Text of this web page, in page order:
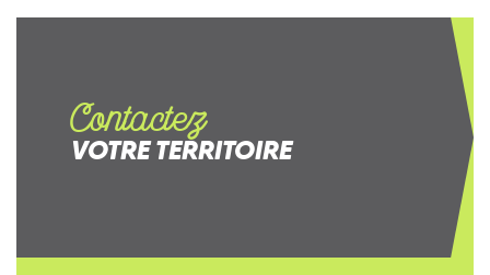
Contactez
VOTRE TERRITOIRE